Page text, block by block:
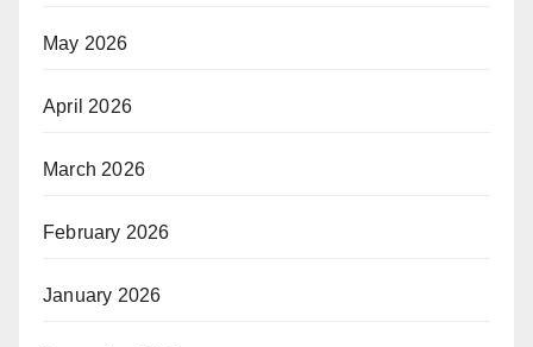
May 2026
April 2026
March 2026
February 2026
January 2026